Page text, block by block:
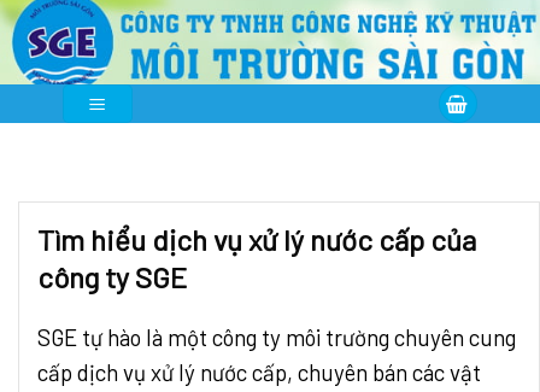
Skip
to
content
Tìm hiểu dịch vụ xử lý nước cấp của
công ty SGE
SGE tự hào là một công ty môi trường chuyên cung
cấp dịch vụ xử lý nước cấp, chuyên bán các vật